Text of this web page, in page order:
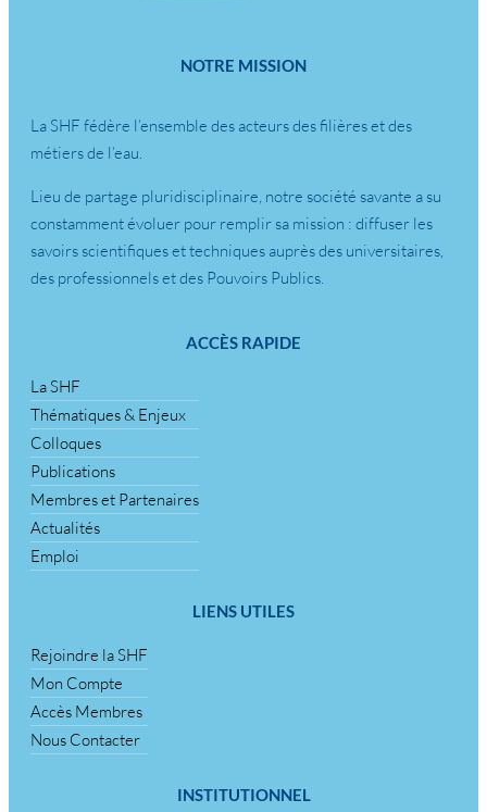
NOTRE MISSION
La SHF fédère l’ensemble des acteurs des filières et des
métiers de l’eau.
Lieu de partage pluridisciplinaire, notre société savante a su
constamment évoluer pour remplir sa mission : diffuser les
savoirs scientifiques et techniques auprès des universitaires,
des professionnels et des Pouvoirs Publics.
ACCÈS RAPIDE
La SHF
Thématiques & Enjeux
Colloques
Publications
Membres et Partenaires
Actualités
Emploi
LIENS UTILES
Rejoindre la SHF
Mon Compte
Accès Membres
Nous Contacter
INSTITUTIONNEL